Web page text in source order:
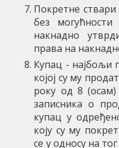
Покретне
без
накнадно
права на
Купац - најбољи
којој су му
року од 8
записника о
купац у
коју су му
се у односу на